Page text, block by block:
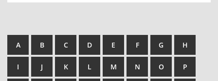
A B C D E F G H
I J K L M N O P